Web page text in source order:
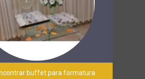
buffet para formatura